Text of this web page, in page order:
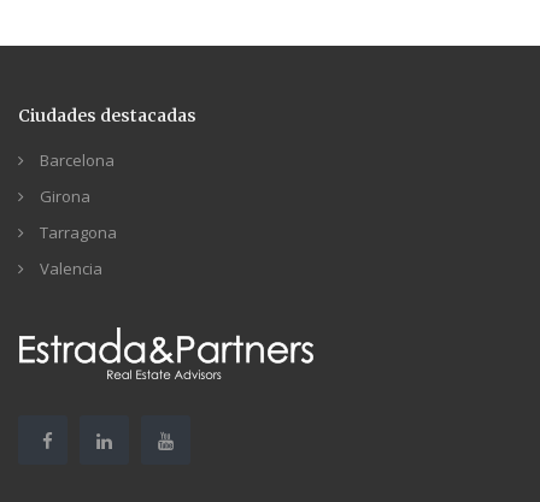
Ciudades destacadas
Barcelona
Girona
Tarragona
Valencia